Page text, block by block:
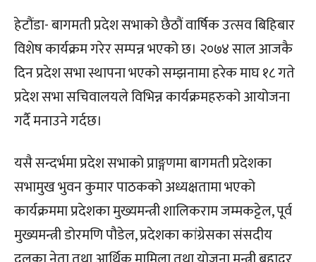
हेटौंडा- बागमती प्रदेश सभाको छैठौं वार्षिक उत्सव बिहिबार
विशेष कार्यक्रम गरेर सम्पन्न भएको छ। २०७४ साल आजकै
दिन प्रदेश सभा स्थापना भएको सम्झनामा हरेक माघ १८ गते
प्रदेश सभा सचिवालयले विभिन्न कार्यक्रमहरुको आयोजना
गर्दै मनाउने गर्दछ।
यसै सन्दर्भमा प्रदेश सभाको प्राङ्गणमा बागमती प्रदेशका
सभामुख भुवन कुमार पाठकको अध्यक्षतामा भएको
कार्यक्रममा प्रदेशका मुख्यमन्त्री शालिकराम जम्मकट्टेल, पूर्व
मुख्यमन्त्री डोरमणि पौडेल, प्रदेशका कांग्रेसका संसदीय